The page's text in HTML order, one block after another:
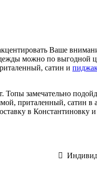
Ваше
можно по выгодной
сатин и
замечательно
приталенный, сатин в
в Константиновку